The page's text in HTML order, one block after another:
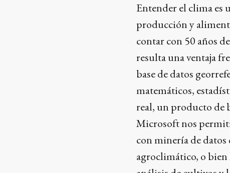
Entender el clima es
producción y
contar con 50 años
resulta una ventaja
base de datos
matemáticos,
real, un producto de
Microsoft nos
con minería de
agroclimático, o bien